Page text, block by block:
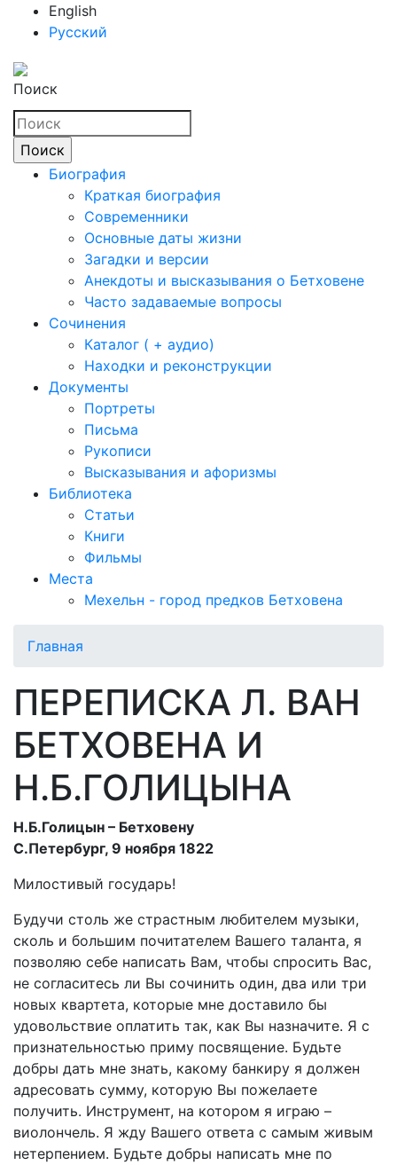
English
Русский
Поиск
Биография
Краткая биография
Современники
Основные даты жизни
Загадки и версии
Анекдоты и высказывания о Бетховене
Часто задаваемые вопросы
Сочинения
Каталог ( + аудио)
Находки и реконструкции
Документы
Портреты
Письма
Рукописи
Высказывания и афоризмы
Библиотека
Статьи
Книги
Фильмы
Места
Мехельн - город предков Бетховена
Главная
ПЕРЕПИСКА Л. ВАН
БЕТХОВЕНА И
Н.Б.ГОЛИЦЫНА
Н.Б.Голицын – Бетховену
С.Петербург, 9 ноября 1822
Милостивый государь!
Будучи столь же страстным любителем музыки,
сколь и большим почитателем Вашего таланта, я
позволяю себе написать Вам, чтобы спросить Вас,
не согласитесь ли Вы сочинить один, два или три
новых квартета, которые мне доставило бы
удовольствие оплатить так, как Вы назначите. Я с
признательностью приму посвящение. Будьте
добры дать мне знать, какому банкиру я должен
адресовать сумму, которую Вы пожелаете
получить. Инструмент, на котором я играю –
виолончель. Я жду Вашего ответа с самым живым
нетерпением. Будьте добры написать мне по